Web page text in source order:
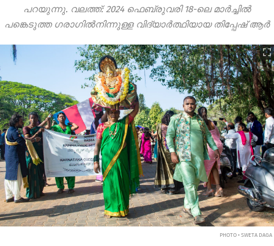
പറയുന്നു. വലത്ത്: 2024 ഫെബ്രുവരി 18-ലെ മാർച്ചിൽ
പങ്കെടുത്ത ഗരാഗിൽനിന്നുള്ള വിദ്യാർത്ഥിയായ തിപ്പേഷ് ആർ
PHOTO • SWETA DAGA